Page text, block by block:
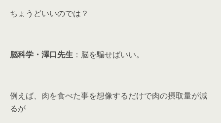
ちょうどいいのでは？
脳科学・澤口先生 ：脳を騙せばいい。
例えば、肉を食べた事を想像するだけで肉の摂取量が減
るが